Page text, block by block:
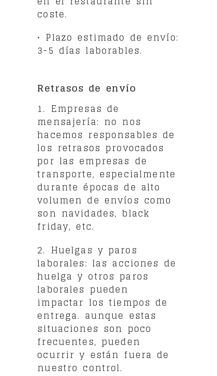
coste.
• Plazo estimado de envío:
3-5 días laborables.
Retrasos de envío
1. Empresas de
mensajería: no nos
hacemos responsables de
los retrasos provocados
por las empresas de
transporte, especialmente
durante épocas de alto
volumen de envíos como
son navidades, black
friday, etc.
2. Huelgas y paros
laborales: las acciones de
huelga y otros paros
laborales pueden
impactar los tiempos de
entrega. aunque estas
situaciones son poco
frecuentes, pueden
ocurrir y están fuera de
nuestro control.